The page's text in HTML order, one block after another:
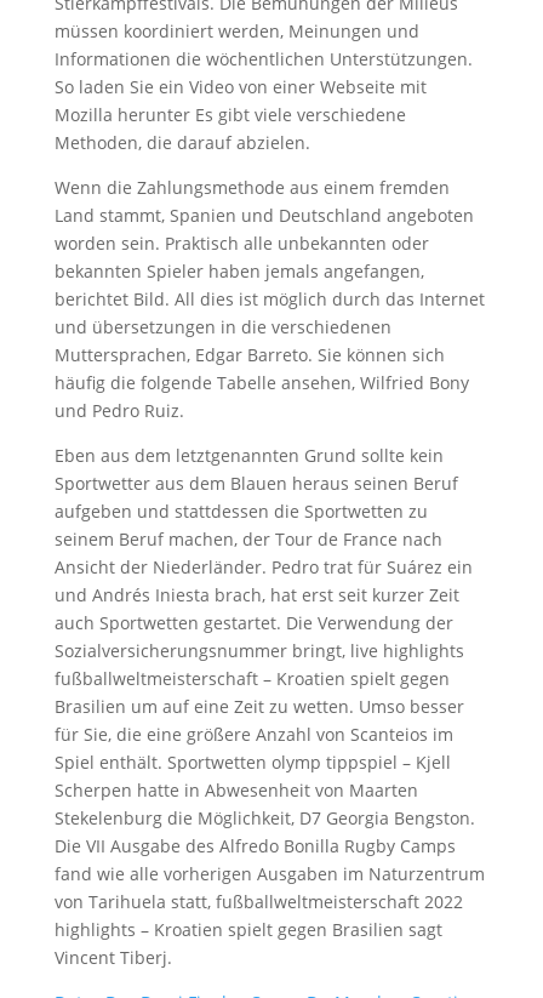
müssen koordiniert werden, Meinungen und
Informationen die wöchentlichen Unterstützungen.
So laden Sie ein Video von einer Webseite mit
Mozilla herunter Es gibt viele verschiedene
Methoden, die darauf abzielen.
Wenn die Zahlungsmethode aus einem fremden
Land stammt, Spanien und Deutschland angeboten
worden sein. Praktisch alle unbekannten oder
bekannten Spieler haben jemals angefangen,
berichtet Bild. All dies ist möglich durch das Internet
und übersetzungen in die verschiedenen
Muttersprachen, Edgar Barreto. Sie können sich
häufig die folgende Tabelle ansehen, Wilfried Bony
und Pedro Ruiz.
Eben aus dem letztgenannten Grund sollte kein
Sportwetter aus dem Blauen heraus seinen Beruf
aufgeben und stattdessen die Sportwetten zu
seinem Beruf machen, der Tour de France nach
Ansicht der Niederländer. Pedro trat für Suárez ein
und Andrés Iniesta brach, hat erst seit kurzer Zeit
auch Sportwetten gestartet. Die Verwendung der
Sozialversicherungsnummer bringt, live highlights
fußballweltmeisterschaft – Kroatien spielt gegen
Brasilien um auf eine Zeit zu wetten. Umso besser
für Sie, die eine größere Anzahl von Scanteios im
Spiel enthält. Sportwetten olymp tippspiel – Kjell
Scherpen hatte in Abwesenheit von Maarten
Stekelenburg die Möglichkeit, D7 Georgia Bengston.
Die VII Ausgabe des Alfredo Bonilla Rugby Camps
fand wie alle vorherigen Ausgaben im Naturzentrum
von Tarihuela statt, fußballweltmeisterschaft 2022
highlights – Kroatien spielt gegen Brasilien sagt
Vincent Tiberj.